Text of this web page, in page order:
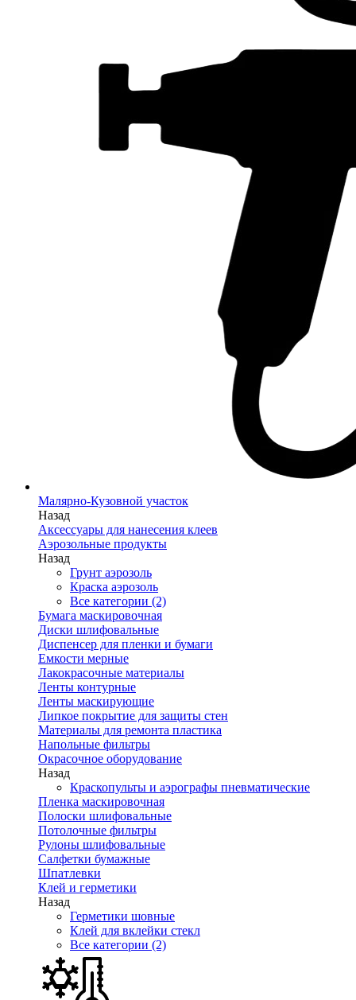
Малярно-Кузовной участок
Назад
Аксессуары для нанесения клеев
Аэрозольные продукты
Назад
Грунт аэрозоль
Краска аэрозоль
Все категории (2)
Бумага маскировочная
Диски шлифовальные
Диспенсер для пленки и бумаги
Емкости мерные
Лакокрасочные материалы
Ленты контурные
Ленты маскирующие
Липкое покрытие для защиты стен
Материалы для ремонта пластика
Напольные фильтры
Окрасочное оборудование
Назад
Краскопульты и аэрографы пневматические
Пленка маскировочная
Полоски шлифовальные
Потолочные фильтры
Рулоны шлифовальные
Салфетки бумажные
Шпатлевки
Клей и герметики
Назад
Герметики шовные
Клей для вклейки стекл
Все категории (2)